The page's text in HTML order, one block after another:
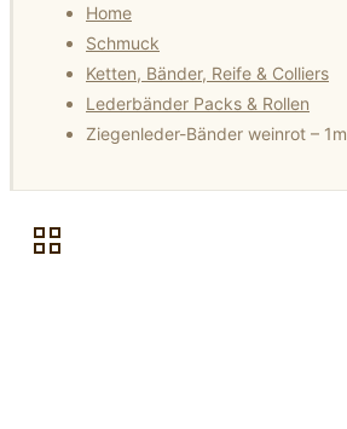
Home
Schmuck
Ketten, Bänder, Reife & Colliers
Lederbänder Packs & Rollen
Ziegenleder-Bänder weinrot – 1m